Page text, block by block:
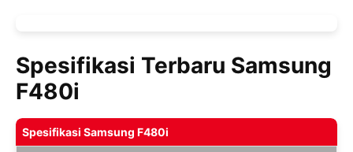
Spesifikasi Terbaru Samsung
F480i
Spesifikasi Samsung F480i